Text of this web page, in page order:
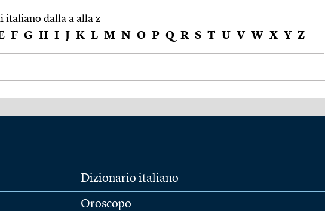
italiano dalla a alla z
F G H I J K L M N O P Q R S T U V W X Y Z
Dizionario italiano
Oroscopo